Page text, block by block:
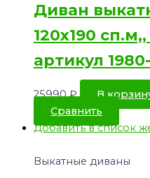
Диван
120х190
артикул
25990₽
В
Сравнить
Добавить в список
Выкатные диваны